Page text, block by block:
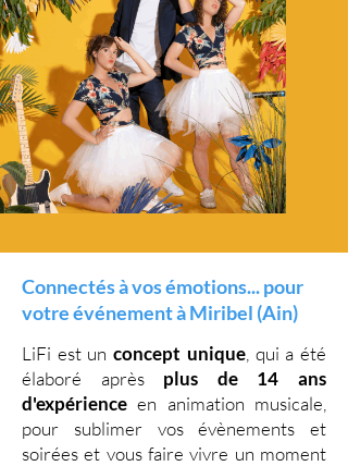
Connectés à vos émotions... pour
votre événement à Miribel (Ain)
LiFi est unconcept unique, qui a été
élaboré après plus de 14 ans
d'expérience en animation musicale,
pour sublimer vos évènements et
soirées et vous faire vivre un moment